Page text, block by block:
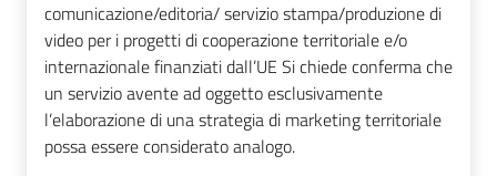
comunicazione/editoria/ servizio stampa/produzione di
video per i progetti di cooperazione territoriale e/o
internazionale finanziati dall’UE Si chiede conferma che
un servizio avente ad oggetto esclusivamente
l’elaborazione di una strategia di marketing territoriale
possa essere considerato analogo.